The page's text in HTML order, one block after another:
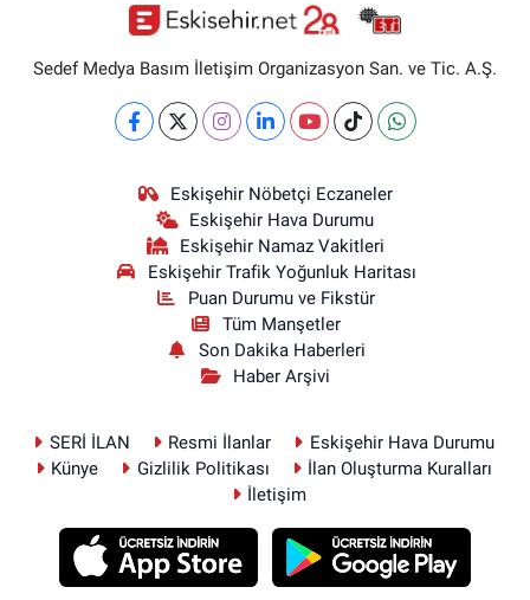
Sedef Medya Basım İletişim Organizasyon San. ve Tic. A.Ş.
Eskişehir Nöbetçi Eczaneler
Eskişehir Hava Durumu
Eskişehir Namaz Vakitleri
Eskişehir Trafik Yoğunluk Haritası
Puan Durumu ve Fikstür
Tüm Manşetler
Son Dakika Haberleri
Haber Arşivi
SERİ İLAN Resmi İlanlar
Eskişehir Hava Durumu
Künye
Gizlilik Politikası
İlan Oluşturma Kuralları
İletişim